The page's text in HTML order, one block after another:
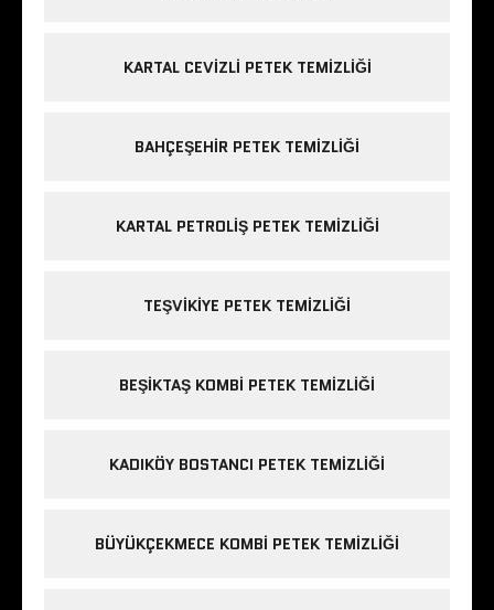
KARTAL CEVIZLI PETEK TEMIZLIĞI
BAHÇEŞEHIR PETEK TEMIZLIĞI
KARTAL PETROLIŞ PETEK TEMIZLIĞI
TEŞVIKIYE PETEK TEMIZLIĞI
BEŞIKTAŞ KOMBI PETEK TEMIZLIĞI
KADIKÖY BOSTANCI PETEK TEMIZLIĞI
BÜYÜKÇEKMECE KOMBI PETEK TEMIZLIĞI